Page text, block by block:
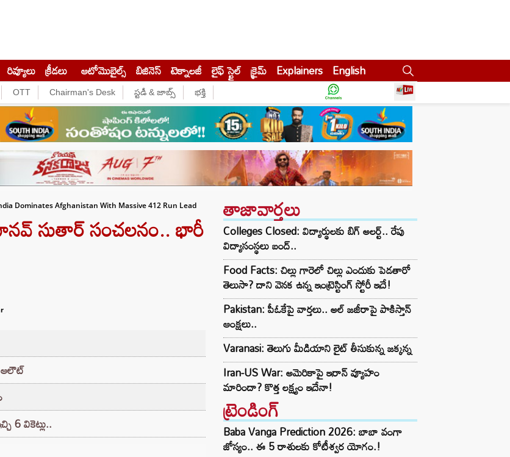
రివ్యూలు క్రీడలు ఆటోమొబైల్స్ బిజినెస్‌ టెక్నాలజీ లైఫ్ స్టైల్ క్రైమ్ Explainers English
OTT Chairman's Desk స్టడీ & జాబ్స్ భక్తి
Dominates Afghanistan With Massive 412 Run Lead
సుతార్ సంచలనం.. భారీ
ఆలౌట్
6 వికెట్లు..
తాజావార్తలు
Colleges Closed: విద్యార్థులకు బిగ్ అలర్ట్.. రేపు
విద్యాసంస్థలు బంద్..
Food Facts: చిల్లు గారెలో చిల్లు ఎందుకు పెడతారో
తెలుసా? దాని వెనక ఉన్న ఇంట్రెస్టింగ్ స్టోరీ ఇదే!
Pakistan: పీఓకేపై వార్తలు.. అల్ జజీరాపై పాకిస్తాన్
ఆంక్షలు..
Varanasi: తెలుగు మీడియాని లైట్ తీసుకున్న జక్కన్న
Iran-US War: అమెరికాపై ఇరాన్ వ్యూహం
మారిందా? కొత్త లక్ష్యం ఇదేనా!
ట్రెండింగ్‌
Baba Vanga Prediction 2026: బాబా వంగా
జోస్యం.. ఈ 5 రాశులకు కోటీశ్వర యోగం.!